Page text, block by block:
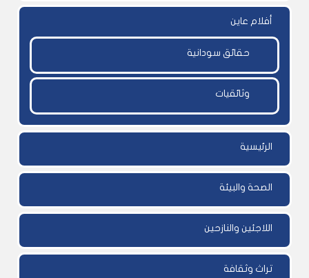
أفلام عاين
حقائق سودانية
وثائقيات
الرئيسية
الصحة والبيئة
اللاجئين والنازحين
تراث وثقافة